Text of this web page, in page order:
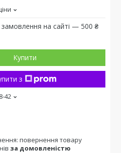
замовлення на сайті — 500 ₴
Купити
з
42
повернення товару
за домовленістю